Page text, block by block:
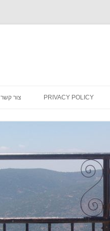
PRIVACY POLICY צור קשר